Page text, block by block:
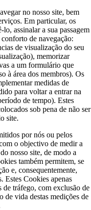
no nosso site, bem
Em particular, os
assinalar a sua passagem
de navegação:
de visualização do seu
memorizar
a um formulário que
à área dos membros). Os
medidas de
para voltar a entrar na
de tempo). Estes
sob pena de não ser
site.
por nós ou pelos
o objectivo de medir a
nosso site, de modo a
também permitem, se
e, consequentemente,
Estes Cookies apenas
de tráfego, com exclusão de
vida destas medições de